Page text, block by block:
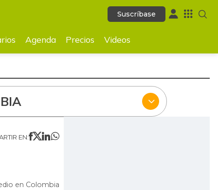
Suscríbase
Videos
Suscríbase
Agenda Precios Videos
EN:
en Colombia